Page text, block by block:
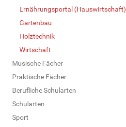
Ernährungsportal (Hauswirtschaft)
Gartenbau
Holztechnik
Wirtschaft
Musische Fächer
Praktische Fächer
Berufliche Schularten
Schularten
Sport